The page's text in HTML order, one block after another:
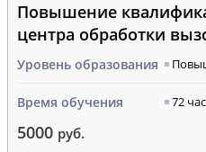
Повышение
центра обработки
Уровень образования
Время обучения 72
5000 руб.